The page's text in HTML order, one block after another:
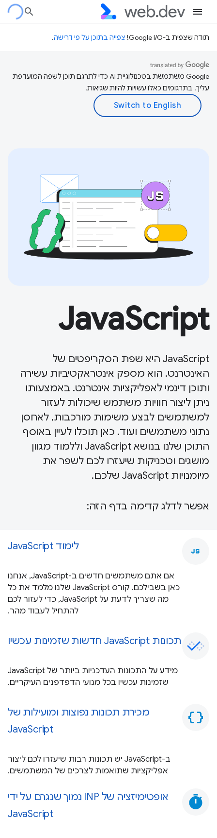
תודה שצפית ב-Google I/O! צפייה בתוכן על פי דרישה.
‫Google משתמשת בטכנולוגיית AI כדי לתרגם תוכן לשפה המועדפת
עליך. בתרגומים כאלו עשויות להיות שגיאות.
JavaScript
JavaScript היא שפת הסקריפטים של
האינטרנט. הוא מספק אינטראקטיביות עשירה
ותוכן דינמי לאפליקציות אינטרנט. באמצעותו
ניתן ליצור חוויות משתמש שיכולות לעזור
למשתמשים לבצע משימות מורכבות, לאחסן
נתוני משתמשים ועוד. כאן תוכלו לעיין באוסף
התוכן שלנו בנושא JavaScript וללמוד מגוון
מושגים וטכניקות שיעזרו לכם לשפר את
מיומנויות JavaScript שלכם.
אפשר לדלג קדימה בדף הזה:
javascript לימוד JavaScript
אם אתם משתמשים חדשים ב-JavaScript, אנחנו
כאן בשבילכם. קורס JavaScript שלנו מלמד את כל
מה שצריך לדעת על JavaScript, כדי לעזור לכם
להתחיל לעבוד מהר.
תכונות JavaScript חדשות שזמינות עכשיו
מידע על התכונות העדכניות ביותר של JavaScript
שזמינות עכשיו בכל מנועי הדפדפנים העיקריים.
data_object
מכירת תכונות נפוצות ומועילות של
JavaScript
ב-JavaScript יש תכונות רבות שיעזרו לכם ליצור
אפליקציות שתואמות לצרכים של המשתמשים.
timer
אופטימיזציה של INP נמוך שנגרם על ידי
JavaScript